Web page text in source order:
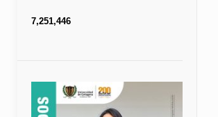
7,251,446